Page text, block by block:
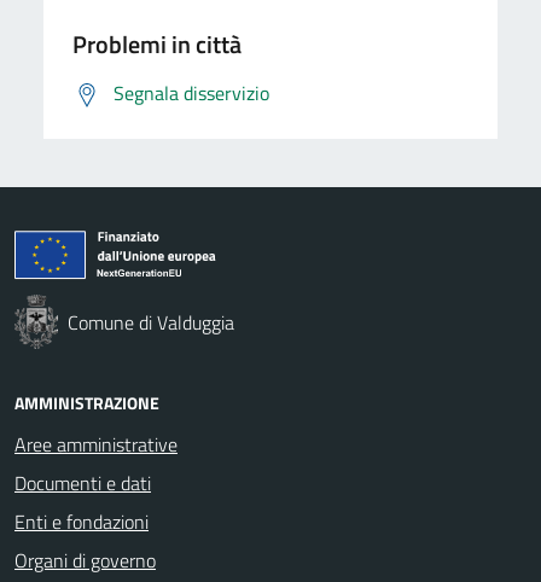
Problemi in città
Segnala disservizio
Comune di Valduggia
AMMINISTRAZIONE
Aree amministrative
Documenti e dati
Enti e fondazioni
Organi di governo